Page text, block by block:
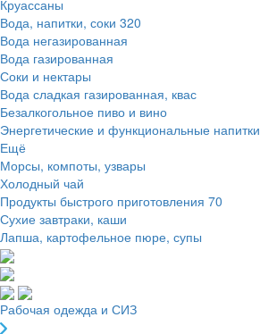
Круассаны
Вода, напитки, соки 320
Вода негазированная
Вода газированная
Соки и нектары
Вода сладкая газированная, квас
Безалкогольное пиво и вино
Энергетические и функциональные напитки
Ещё
Морсы, компоты, узвары
Холодный чай
Продукты быстрого приготовления 70
Сухие завтраки, каши
Лапша, картофельное пюре, супы
Рабочая одежда и СИЗ